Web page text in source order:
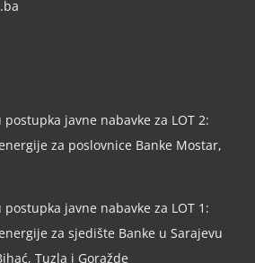
javne nabavke za LOT 2:
za poslovnice Banke Mostar,
javne nabavke za LOT 1:
za sjedište Banke u Sarajevu
Tuzla i Goražde